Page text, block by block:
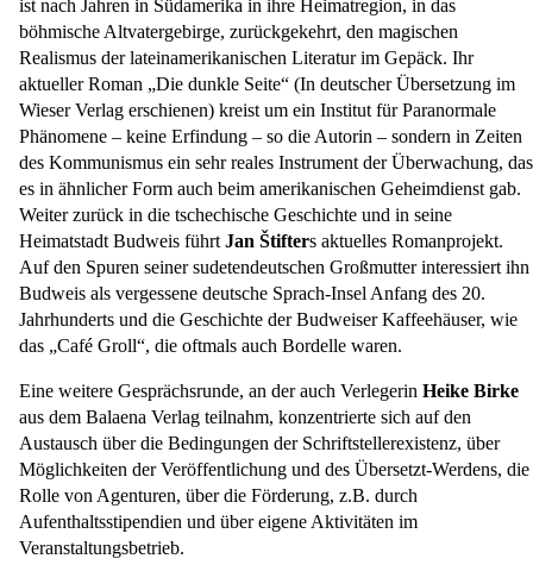
ist nach Jahren in Südamerika in ihre Heimatregion, in das
böhmische Altvatergebirge, zurückgekehrt, den magischen
Realismus der lateinamerikanischen Literatur im Gepäck. Ihr
aktueller Roman „Die dunkle Seite“ (In deutscher Übersetzung im
Wieser Verlag erschienen) kreist um ein Institut für Paranormale
Phänomene – keine Erfindung – so die Autorin – sondern in Zeiten
des Kommunismus ein sehr reales Instrument der Überwachung, das
es in ähnlicher Form auch beim amerikanischen Geheimdienst gab.
Weiter zurück in die tschechische Geschichte und in seine
Heimatstadt Budweis führt Jan Štifters aktuelles Romanprojekt.
Auf den Spuren seiner sudetendeutschen Großmutter interessiert ihn
Budweis als vergessene deutsche Sprach-Insel Anfang des 20.
Jahrhunderts und die Geschichte der Budweiser Kaffeehäuser, wie
das „Café Groll“, die oftmals auch Bordelle waren.
Eine weitere Gesprächsrunde, an der auch Verlegerin Heike Birke
aus dem Balaena Verlag teilnahm, konzentrierte sich auf den
Austausch über die Bedingungen der Schriftstellerexistenz, über
Möglichkeiten der Veröffentlichung und des Übersetzt-Werdens, die
Rolle von Agenturen, über die Förderung, z.B. durch
Aufenthaltsstipendien und über eigene Aktivitäten im
Veranstaltungsbetrieb.